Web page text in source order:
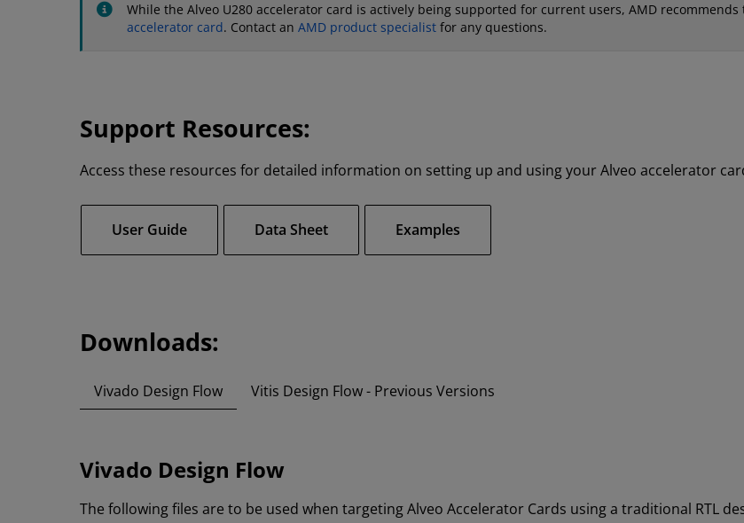
While the Alveo U280 accelerator card is actively being supported for current users, AMD
accelerator card. Contact an AMD product specialist for any questions.
Support Resources:
Access these resources for detailed information on setting up and using your Alveo accelerator
User Guide Data Sheet Examples
Downloads:
Vivado Design Flow Vitis Design Flow - Previous Versions
Vivado Design Flow
The following files are to be used when targeting Alveo Accelerator Cards using a traditional RTL